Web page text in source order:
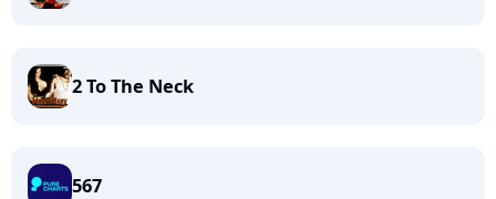
2 To The Neck
567